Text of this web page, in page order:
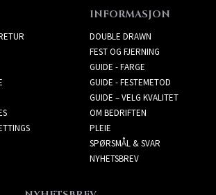
INFORMASJON
DOUBLE DRAWN
FEST OG FJERNING
GUIDE - FARGE
GUIDE - FESTEMETOD
GUIDE – VELG KVALITET
OM BEDRIFTEN
PLEIE
SPØRSMÅL & SVAR
NYHETSBREV